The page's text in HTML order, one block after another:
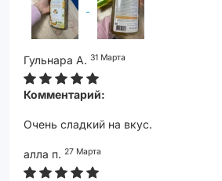
Гульнара А. 31 Марта
Комментарий:
Очень сладкий на вкус.
алла п. 27 Марта